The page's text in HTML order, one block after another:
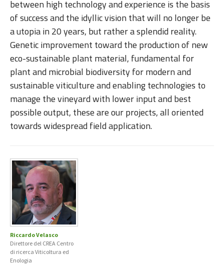
between high technology and experience is the basis
of success and the idyllic vision that will no longer be
a utopia in 20 years, but rather a splendid reality.
Genetic improvement toward the production of new
eco-sustainable plant material, fundamental for
plant and microbial biodiversity for modern and
sustainable viticulture and enabling technologies to
manage the vineyard with lower input and best
possible output, these are our projects, all oriented
towards widespread field application.
Riccardo Velasco
Direttore del CREA Centro
di ricerca Viticoltura ed
Enologia